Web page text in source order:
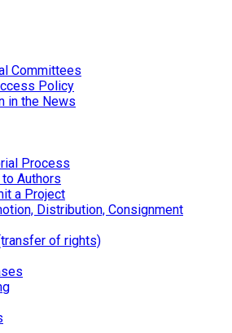
Committees
Policy
in the News
Process
Authors
a Project
Distribution, Consignment
of rights)